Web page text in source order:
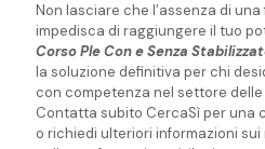
Non lasciare che l’assenza di
impedisca di raggiungere il tuo
Corso Ple Con e Senza
la soluzione definitiva per chi
con competenza nel settore delle
Contatta subito CercaSì per una
o richiedi ulteriori informazioni